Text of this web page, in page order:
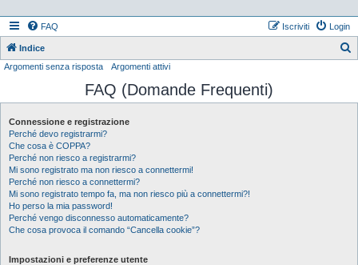
FAQ Login
Iscriviti
Indice
c
Argomenti senza risposta Argomenti attivi
FAQ (Domande Frequenti)
Connessione e registrazione
Perché devo registrarmi?
Che cosa è COPPA?
Perché non riesco a registrarmi?
Mi sono registrato ma non riesco a connettermi!
Perché non riesco a connettermi?
Mi sono registrato tempo fa, ma non riesco più a connettermi?!
Ho perso la mia password!
Perché vengo disconnesso automaticamente?
Che cosa provoca il comando “Cancella cookie”?
Impostazioni e preferenze utente